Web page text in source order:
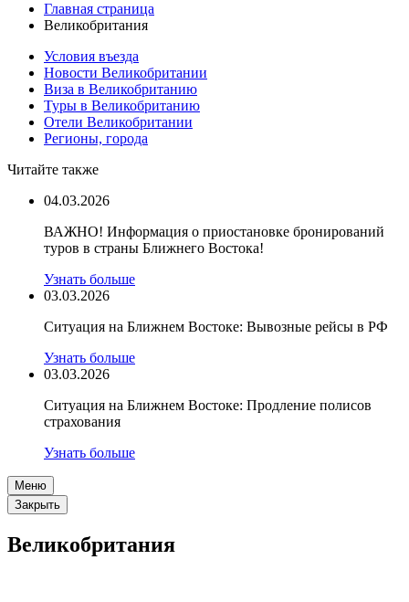
Главная страница
Великобритания
Условия въезда
Новости Великобритании
Виза в Великобританию
Туры в Великобританию
Отели Великобритании
Регионы, города
Читайте также
04.03.2026
ВАЖНО! Информация о приостановке бронирований
туров в страны Ближнего Востока!
Узнать больше
03.03.2026
Ситуация на Ближнем Востоке: Вывозные рейсы в РФ
Узнать больше
03.03.2026
Ситуация на Ближнем Востоке: Продление полисов
страхования
Узнать больше
Меню
Закрыть
Великобритания